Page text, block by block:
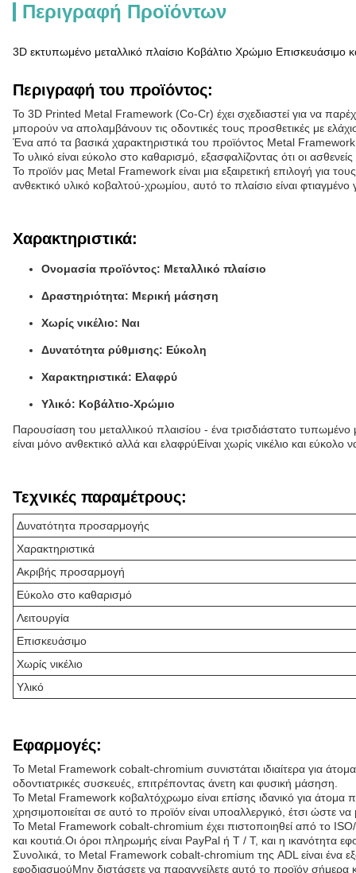
Περιγραφή Προϊόντων
3D εκτυπωμένο μεταλλικό πλαίσιο Κοβάλτιο Χρώμιο Επισκευάσιμο
Περιγραφή του προϊόντος:
Το 3D Printed Metal Framework (Co-Cr) έχει σχεδιαστεί για να
μπορούν να απολαμβάνουν τις οδοντικές τους προσθετικές με
Ένα από τα βασικά χαρακτηριστικά του προϊόντος Metal
Το υλικό είναι εύκολο στο καθαρισμό, εξασφαλίζοντας ότι οι
Το προϊόν μας Metal Framework είναι μια εξαιρετική επιλογή για
ανθεκτικό υλικό κοβαλτού-χρωμίου, αυτό το πλαίσιο είναι φτιαγμένο
Χαρακτηριστικά:
Ονομασία προϊόντος: Μεταλλικό πλαίσιο
Δραστηριότητα: Μερική μάσηση
Χωρίς νικέλιο: Ναι
Δυνατότητα ρύθμισης: Εύκολη
Χαρακτηριστικά: Ελαφρύ
Υλικό: Κοβάλτιο-Χρώμιο
Παρουσίαση του μεταλλικού πλαισίου - ένα τρισδιάστατο τυπωμένο
είναι μόνο ανθεκτικό αλλά και ελαφρύΕίναι χωρίς νικέλιο και εύκολο
Τεχνικές παραμέτρους:
Δυνατότητα προσαρμογής
Χαρακτηριστικά
Ακριβής προσαρμογή
Εύκολο στο καθαρισμό
Λειτουργία
Επισκευάσιμο
Χωρίς νικέλιο
Υλικό
Εφαρμογές:
Το Metal Framework cobalt-chromium συνιστάται ιδιαίτερα για
οδοντιατρικές συσκευές, επιτρέποντας άνετη και φυσική μάσηση.
Το Metal Framework κοβαλτόχρωμο είναι επίσης ιδανικό για
χρησιμοποιείται σε αυτό το προϊόν είναι υποαλλεργικό, έτσι ώστε
Το Metal Framework cobalt-chromium έχει πιστοποιηθεί από το ISO/
και κουτιά.Οι όροι πληρωμής είναι PayPal ή T / T, και η ικανότητα
Συνολικά, το Metal Framework cobalt-chromium της ADL είναι ένα
εφοδιασμούΜην διστάσετε να παραγγείλετε αυτό το προϊόν σήμερα